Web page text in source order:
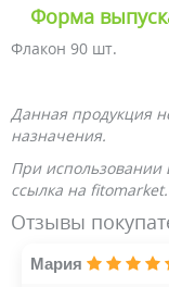
Форма
Флакон 90 шт.
Данная продукция
назначения.
При использовании
ссылка на
Отзывы
Мария